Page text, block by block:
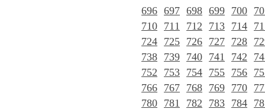
696 697 698 699 700
710 711 712 713 714
724 725 726 727 728
738 739 740 741 742
752
753 754 755 756
766 767 768 769 770
780 781 782 783 784